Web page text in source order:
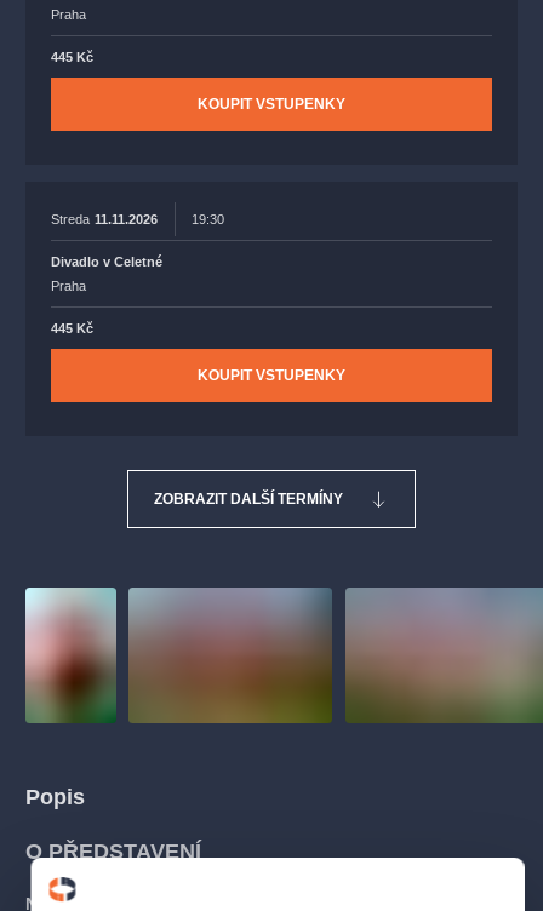
Praha
445 Kč
KOUPIT VSTUPENKY
Streda 11.11.2026 19:30
Divadlo v Celetné
Praha
445 Kč
KOUPIT VSTUPENKY
ZOBRAZIT DALŠÍ TERMÍNY
Popis
O PŘEDSTAVENÍ
Nechce se vám do divadla? Pojďte na golf!